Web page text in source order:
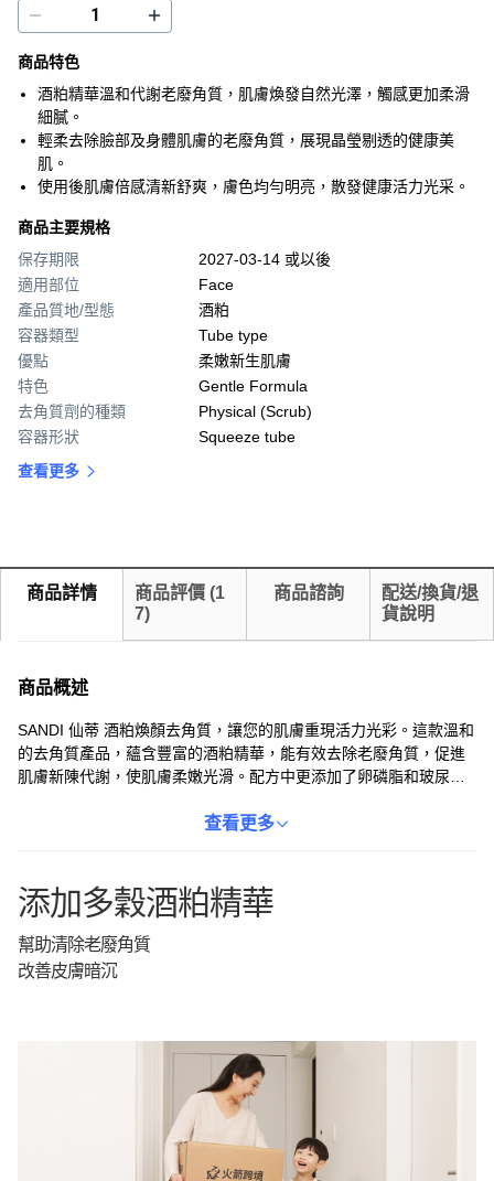
商品特色
酒粕精華溫和代謝老廢角質，肌膚煥發自然光澤，觸感更加柔滑
細膩。
輕柔去除臉部及身體肌膚的老廢角質，展現晶瑩剔透的健康美
肌。
使用後肌膚倍感清新舒爽，膚色均勻明亮，散發健康活力光采。
商品主要規格
保存期限
2027-03-14 或以後
適用部位
Face
產品質地/型態
酒粕
容器類型
Tube type
優點
柔嫩新生肌膚
特色
Gentle Formula
去角質劑的種類
Physical (Scrub)
容器形狀
Squeeze tube
查看更多
商品詳情 商品評價 (1
7)
商品諮詢
配送/換貨/退
貨說明
商品概述
SANDI 仙蒂 酒粕煥顏去角質，讓您的肌膚重現活力光彩。這款溫和
的去角質產品，蘊含豐富的酒粕精華，能有效去除老廢角質，促進
肌膚新陳代謝，使肌膚柔嫩光滑。配方中更添加了卵磷脂和玻尿
澤。無論是臉部還是身體，都能感受到它帶來的細緻呵護，讓您擁
查看更多
添加多穀酒粕精華
幫助清除老廢角質
改善皮膚暗沉